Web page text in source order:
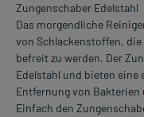
Zungenschaber Edelstahl
Das morgendliche
von Schlackenstoffen,
befreit zu werden. Der
Edelstahl und bieten
Entfernung von Bakterien
Einfach den